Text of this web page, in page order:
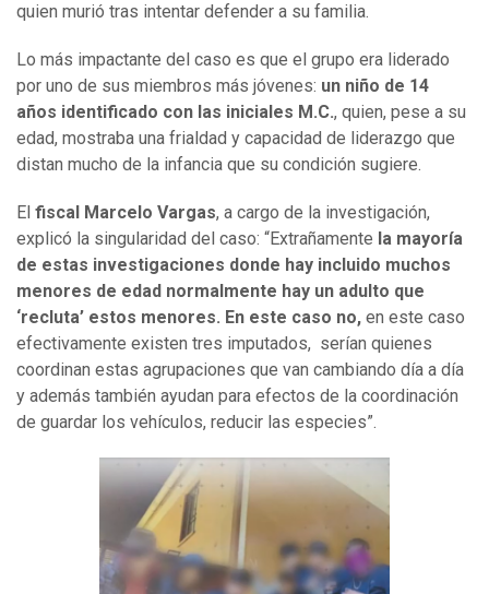
quien murió tras intentar defender a su familia.
Lo más impactante del caso es que el grupo era liderado
por uno de sus miembros más jóvenes: un niño de 14
años identificado con las iniciales M.C., quien, pese a su
edad, mostraba una frialdad y capacidad de liderazgo que
distan mucho de la infancia que su condición sugiere.
El fiscal Marcelo Vargas, a cargo de la investigación,
explicó la singularidad del caso: “Extrañamente la mayoría
de estas investigaciones donde hay incluido muchos
menores de edad normalmente hay un adulto que
‘recluta’ estos menores. En este caso no, en este caso
efectivamente existen tres imputados, serían quienes
coordinan estas agrupaciones que van cambiando día a día
y además también ayudan para efectos de la coordinación
de guardar los vehículos, reducir las especies”.